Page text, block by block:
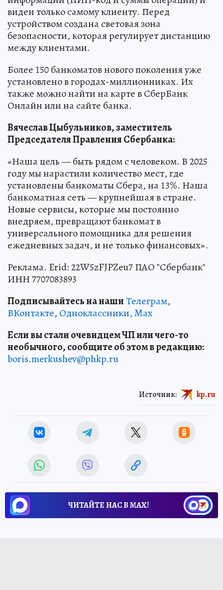
виден только самому клиенту. Перед
устройством создана световая зона
безопасности, которая регулирует дистанцию
между клиентами.
Более 150 банкоматов нового поколения уже
установлено в городах-миллионниках. Их
также можно найти на карте в СберБанк
Онлайн или на сайте банка.
Вячеслав Цыбульников, заместитель
Председателя Правления Сбербанка:
«Наша цель — быть рядом с человеком. В 2025
году мы нарастили количество мест, где
установлены банкоматы Сбера, на 13%. Наша
банкоматная сеть — крупнейшая в стране.
Новые сервисы, которые мы постоянно
внедряем, превращают банкомат в
универсального помощника для решения
ежедневных задач, и не только финансовых».
Реклама. Erid: 22W5zFJPZeu7 ПАО "Сбербанк"
ИНН 7707083893
Подписывайтесь на нашиТелеграм,
ВКонтакте, Одноклассники,Max
Если вы стали очевидцем ЧП или чего-то
необычного, сообщите об этом в редакцию:
boris.merkushev@phkp.ru
Источник: kp.ru
ЧИТАЙТЕ НАС В МАХ!